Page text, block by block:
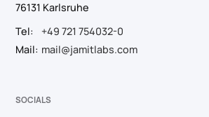
76131 Karlsruhe
Tel:
+49 721 754032-0
Mail: mail@jamitlabs.com
SOCIALS